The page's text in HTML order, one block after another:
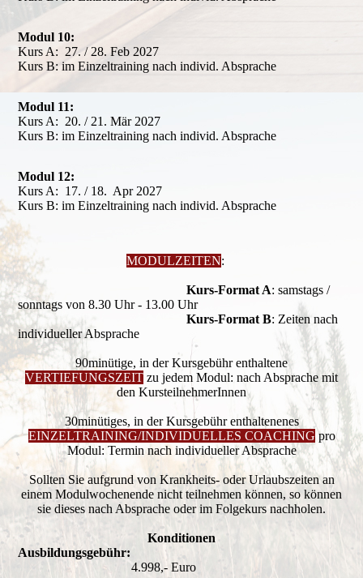
Modul 10:
Kurs A: 27. / 28. Feb 2027
Kurs B: im Einzeltraining nach individ. Absprache
Modul 11:
Kurs A: 20. / 21. Mär 2027
Kurs B: im Einzeltraining nach individ. Absprache
Modul 12:
Kurs A: 17. / 18. Apr 2027
Kurs B: im Einzeltraining nach individ. Absprache
MODULZEITEN:
Kurs-Format A: samstags /
sonntags von 8.30 Uhr - 13.00 Uhr
Kurs-Format B: Zeiten nach
individueller Absprache
90minütige, in der Kursgebühr enthaltene
VERTIEFUNGSZEIT zu jedem Modul: nach Absprache mit
den KursteilnehmerInnen
30minütiges, in der Kursgebühr enthaltenenes
EINZELTRAINING/INDIVIDUELLES COACHING pro
Modul: Termin nach individueller Absprache
Sollten Sie aufgrund von Krankheits- oder Urlaubszeiten an
einem Modulwochenende nicht teilnehmen können, so können
sie dieses nach Absprache oder im Folgekurs nachholen.
Konditionen
Ausbildungsgebühr:
4.998,- Euro